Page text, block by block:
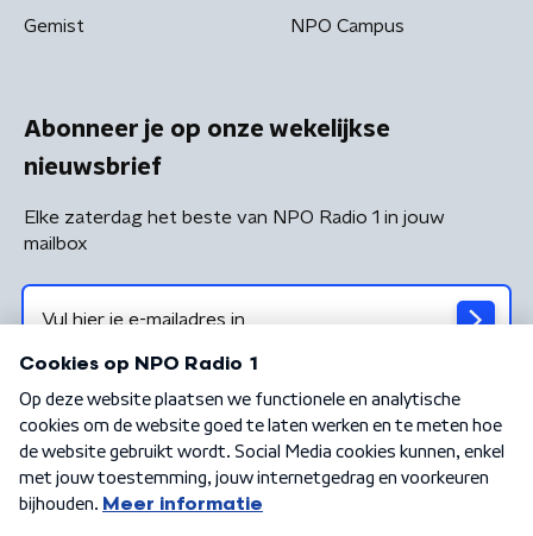
Gemist NPO Campus
Abonneer je op onze wekelijkse
nieuwsbrief
Elke zaterdag het beste van NPO Radio 1 in jouw
mailbox
Algemene voorwaarden